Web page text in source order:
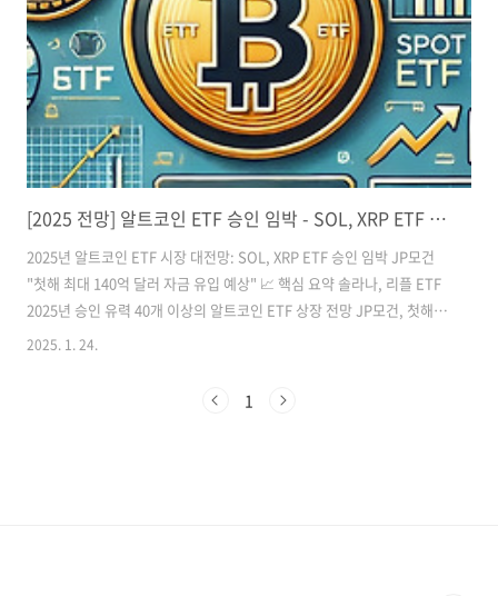
[2025 전망] 알트코인 ETF 승인 임박 - SOL, XRP ETF 최신 동향과 투자 전략
2025년 알트코인 ETF 시장 대전망: SOL, XRP ETF 승인 임박 JP모건
"첫해 최대 140억 달러 자금 유입 예상" 📈 핵심 요약 솔라나, 리플 ETF
2025년 승인 유력 40개 이상의 알트코인 ETF 상장 전망 JP모건, 첫해
140억 달러 자금 유입 예측 SEC 신임 의장 교체로 규제 환경 개선 기대
2025. 1. 24.
1